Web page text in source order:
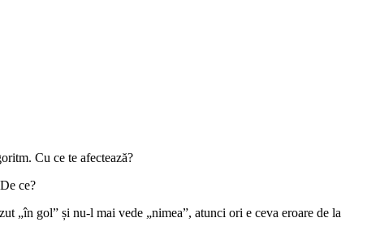
Cu ce te afectează?
ce?
„în gol” și nu-l mai vede „nimea”, atunci ori e ceva eroare de la